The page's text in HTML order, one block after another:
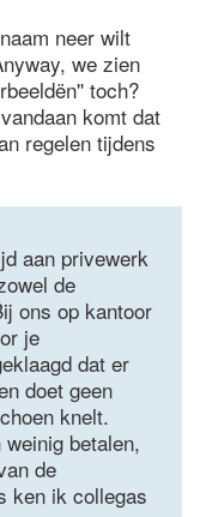
neer wilt
we zien
toch?
komt dat
regelen tijdens
aan privewerk
de
ons op kantoor
je
dat er
doet geen
knelt.
betalen,
de
ken ik collegas